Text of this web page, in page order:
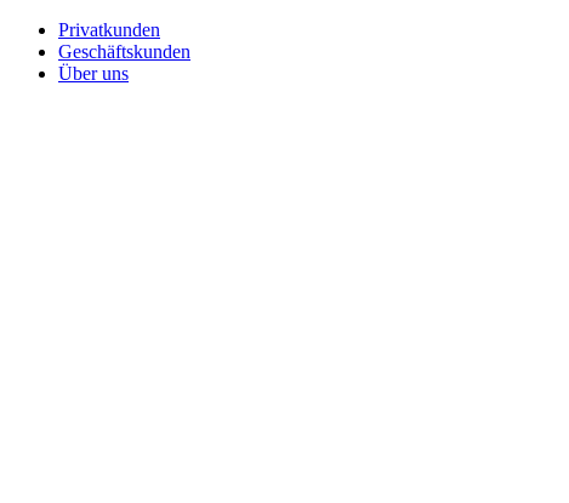
Privatkunden
Geschäftskunden
Über uns